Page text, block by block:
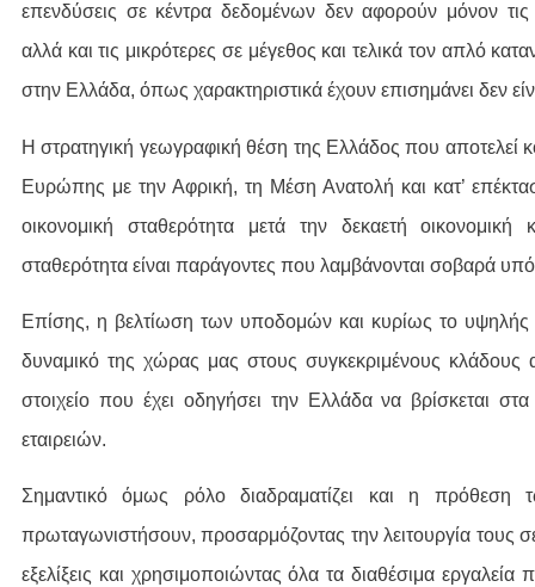
επενδύσεις σε κέντρα δεδομένων δεν αφορούν μόνον τις
αλλά και τις μικρότερες σε μέγεθος και τελικά τον απλό
στην Ελλάδα, όπως χαρακτηριστικά έχουν επισημάνει δεν
Η στρατηγική γεωγραφική θέση της Ελλάδος που αποτελεί
Ευρώπης με την Αφρική, τη Μέση Ανατολή και κατ’
οικονομική σταθερότητα μετά την δεκαετή οικονομική
σταθερότητα είναι παράγοντες που λαμβάνονται σοβαρά
Επίσης, η βελτίωση των υποδομών και κυρίως το υψηλής
δυναμικό της χώρας μας στους συγκεκριμένους κλάδους
στοιχείο που έχει οδηγήσει την Ελλάδα να βρίσκεται
εταιρειών.
Σημαντικό όμως ρόλο διαδραματίζει και η πρόθεση
πρωταγωνιστήσουν, προσαρμόζοντας την λειτουργία τους σε
εξελίξεις και χρησιμοποιώντας όλα τα διαθέσιμα